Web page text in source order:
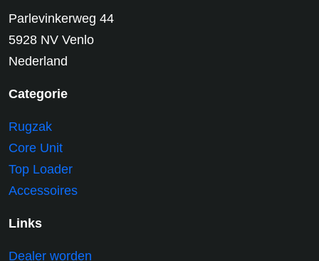
Parlevinkerweg 44
5928 NV Venlo
Nederland
Categorie
Rugzak
Core Unit
Top Loader
Accessoires
Links
Dealer worden